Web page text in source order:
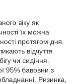
віку як
їх можна
протягом дня.
відчуття
чи сидіння.
95% бавовни з
Ризинка,